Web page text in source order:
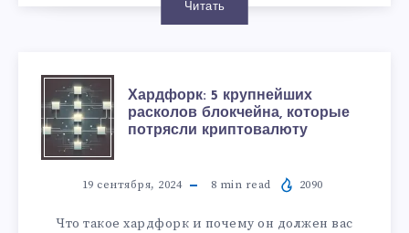
Читать
Хардфорк: 5 крупнейших
расколов блокчейна, которые
потрясли криптовалюту
19 сентября, 2024 8 min read 2090
Что такое хардфорк и почему он должен вас